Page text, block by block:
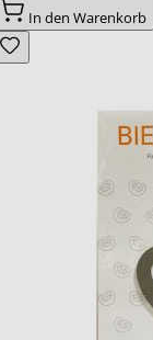
In den Warenkorb